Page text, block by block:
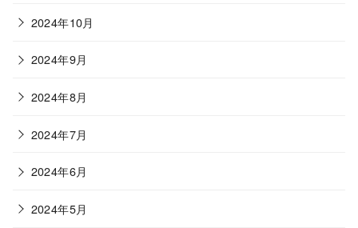
2024年10月
2024年9月
2024年8月
2024年7月
2024年6月
2024年5月